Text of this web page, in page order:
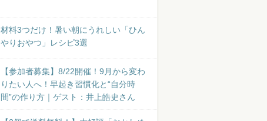
材料3つだけ！暑い朝にうれしい「ひん
やりおやつ」レシピ3選
【参加者募集】8/22開催！9月から変わ
りたい人へ！早起き習慣化と“自分時
間”の作り方｜ゲスト：井上皓史さん